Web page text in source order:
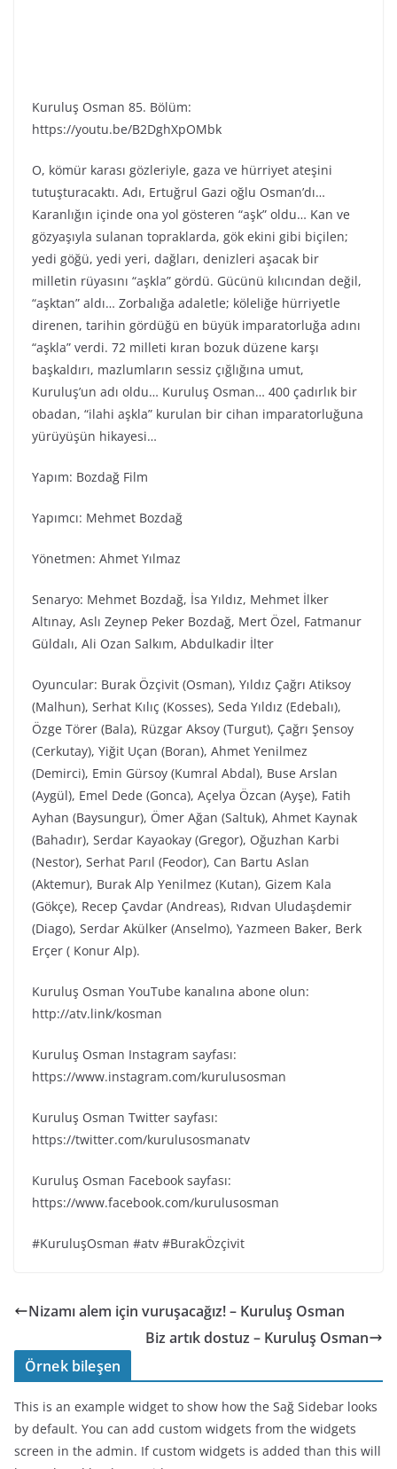
Kuruluş Osman 85. Bölüm:
https://youtu.be/B2DghXpOMbk
O, kömür karası gözleriyle, gaza ve hürriyet ateşini
tutuşturacaktı. Adı, Ertuğrul Gazi oğlu Osman’dı…
Karanlığın içinde ona yol gösteren “aşk” oldu… Kan ve
gözyaşıyla sulanan topraklarda, gök ekini gibi biçilen;
yedi göğü, yedi yeri, dağları, denizleri aşacak bir
milletin rüyasını “aşkla” gördü. Gücünü kılıcından değil,
“aşktan” aldı… Zorbalığa adaletle; köleliğe hürriyetle
direnen, tarihin gördüğü en büyük imparatorluğa adını
“aşkla” verdi. 72 milleti kıran bozuk düzene karşı
başkaldırı, mazlumların sessiz çığlığına umut,
Kuruluş’un adı oldu… Kuruluş Osman… 400 çadırlık bir
obadan, “ilahi aşkla” kurulan bir cihan imparatorluğuna
yürüyüşün hikayesi…
Yapım: Bozdağ Film
Yapımcı: Mehmet Bozdağ
Yönetmen: Ahmet Yılmaz
Senaryo: Mehmet Bozdağ, İsa Yıldız, Mehmet İlker
Altınay, Aslı Zeynep Peker Bozdağ, Mert Özel, Fatmanur
Güldalı, Ali Ozan Salkım, Abdulkadir İlter
Oyuncular: Burak Özçivit (Osman), Yıldız Çağrı Atiksoy
(Malhun), Serhat Kılıç (Kosses), Seda Yıldız (Edebalı),
Özge Törer (Bala), Rüzgar Aksoy (Turgut), Çağrı Şensoy
(Cerkutay), Yiğit Uçan (Boran), Ahmet Yenilmez
(Demirci), Emin Gürsoy (Kumral Abdal), Buse Arslan
(Aygül), Emel Dede (Gonca), Açelya Özcan (Ayşe), Fatih
Ayhan (Baysungur), Ömer Ağan (Saltuk), Ahmet Kaynak
(Bahadır), Serdar Kayaokay (Gregor), Oğuzhan Karbi
(Nestor), Serhat Parıl (Feodor), Can Bartu Aslan
(Aktemur), Burak Alp Yenilmez (Kutan), Gizem Kala
(Gökçe), Recep Çavdar (Andreas), Rıdvan Uludaşdemir
(Diago), Serdar Akülker (Anselmo), Yazmeen Baker, Berk
Erçer ( Konur Alp).
Kuruluş Osman YouTube kanalına abone olun:
http://atv.link/kosman
Kuruluş Osman Instagram sayfası:
https://www.instagram.com/kurulusosman
Kuruluş Osman Twitter sayfası:
https://twitter.com/kurulusosmanatv
Kuruluş Osman Facebook sayfası:
https://www.facebook.com/kurulusosman
#KuruluşOsman #atv #BurakÖzçivit
Nizamı alem için vuruşacağız! – Kuruluş Osman
Biz artık dostuz – Kuruluş Osman
Örnek bileşen
This is an example widget to show how the Sağ Sidebar looks
by default. You can add custom widgets from the widgets
screen in the admin. If custom widgets is added than this will